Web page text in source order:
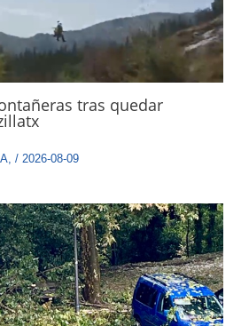
tras quedar
/ 2026-08-09